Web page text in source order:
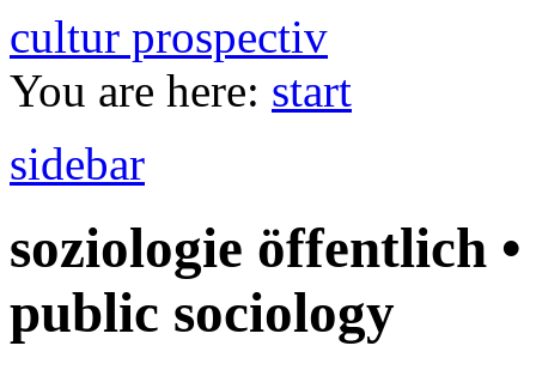
cultur prospectiv
You are here: start
sidebar
soziologie öffentlich
public sociology